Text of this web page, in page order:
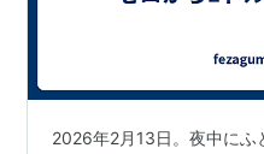
2026年2月13日。夜中にふ